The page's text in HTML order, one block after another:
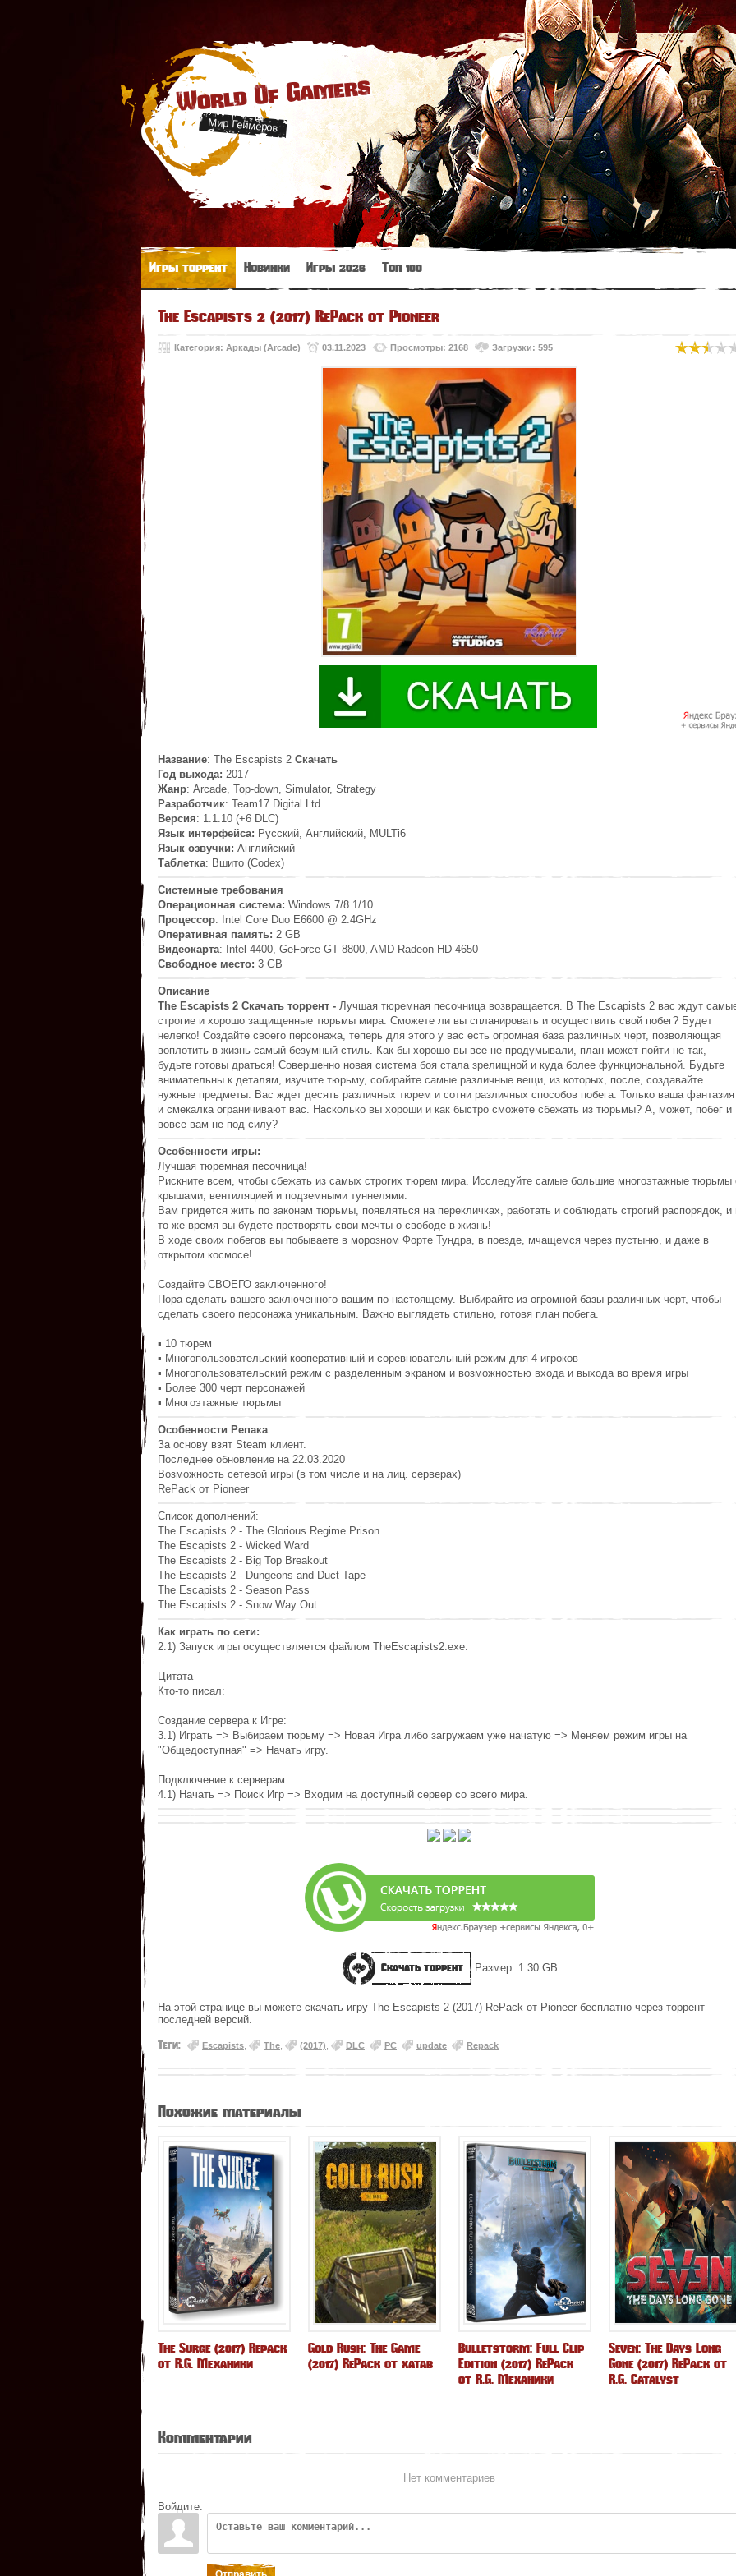
World Of Gamers
Мир Геймеров
Игры торрент Новинки Игры 2026 Топ 100
The Escapists 2 (2017) RePack от Pioneer
Категория: Аркады (Arcade) 03.11.2023 Просмотры: 2168 Загрузки: 595
Название: The Escapists 2 Скачать
Год выхода: 2017
Жанр: Arcade, Top-down, Simulator, Strategy
Разработчик: Team17 Digital Ltd
Версия: 1.1.10 (+6 DLC)
Язык интерфейса: Русский, Английский, MULTi6
Язык озвучки: Английский
Таблетка: Вшито (Codex)
Системные требования
Операционная система: Windows 7/8.1/10
Процессор: Intel Core Duo E6600 @ 2.4GHz
Оперативная память: 2 GB
Видеокарта: Intel 4400, GeForce GT 8800, AMD Radeon HD 4650
Свободное место: 3 GB
Описание
The Escapists 2 Скачать торрент - Лучшая тюремная песочница возвращается. В The Escapists 2 вас ждут
строгие и хорошо защищенные тюрьмы мира. Сможете ли вы спланировать и осуществить свой побег? Будет
нелегко! Создайте своего персонажа, теперь для этого у вас есть огромная база различных черт, позволяющая
воплотить в жизнь самый безумный стиль. Как бы хорошо вы все не продумывали, план может пойти не так,
будьте готовы драться! Совершенно новая система боя стала зрелищной и куда более функциональной. Будьте
внимательны к деталям, изучите тюрьму, собирайте самые различные вещи, из которых, после, создавайте
нужные предметы. Вас ждет десять различных тюрем и сотни различных способов побега. Только ваша фантазия
и смекалка ограничивают вас. Насколько вы хороши и как быстро сможете сбежать из тюрьмы? А, может, побег и
вовсе вам не под силу?
Особенности игры:
Лучшая тюремная песочница!
Рискните всем, чтобы сбежать из самых строгих тюрем мира. Исследуйте самые большие многоэтажные тюрьмы
крышами, вентиляцией и подземными туннелями.
Вам придется жить по законам тюрьмы, появляться на перекличках, работать и соблюдать строгий распорядок, и
то же время вы будете претворять свои мечты о свободе в жизнь!
В ходе своих побегов вы побываете в морозном Форте Тундра, в поезде, мчащемся через пустыню, и даже в
открытом космосе!
Создайте СВОЕГО заключенного!
Пора сделать вашего заключенного вашим по-настоящему. Выбирайте из огромной базы различных черт, чтобы
сделать своего персонажа уникальным. Важно выглядеть стильно, готовя план побега.
▪ 10 тюрем
▪ Многопользовательский кооперативный и соревновательный режим для 4 игроков
▪ Многопользовательский режим с разделенным экраном и возможностью входа и выхода во время игры
▪ Более 300 черт персонажей
▪ Многоэтажные тюрьмы
Особенности Репака
За основу взят Steam клиент.
Последнее обновление на 22.03.2020
Возможность сетевой игры (в том числе и на лиц. серверах)
RePack от Pioneer
Список дополнений:
The Escapists 2 - The Glorious Regime Prison
The Escapists 2 - Wicked Ward
The Escapists 2 - Big Top Breakout
The Escapists 2 - Dungeons and Duct Tape
The Escapists 2 - Season Pass
The Escapists 2 - Snow Way Out
Как играть по сети:
2.1) Запуск игры осуществляется файлом TheEscapists2.exe.
Цитата
Кто-то писал:
Создание сервера к Игре:
3.1) Играть => Выбираем тюрьму => Новая Игра либо загружаем уже начатую => Меняем режим игры на
"Общедоступная" => Начать игру.
Подключение к серверам:
4.1) Начать => Поиск Игр => Входим на доступный сервер со всего мира.
Скачать торрент Размер: 1.30 GB
На этой странице вы можете скачать игру The Escapists 2 (2017) RePack от Pioneer бесплатно через торрент
последней версий.
Теги: Escapists The (2017) DLC PC update Repack
Похожие материалы
The Surge (2017) Repack
от R.G. Механики
Gold Rush: The Game
(2017) RePack от xatab
Bulletstorm: Full Clip
Edition (2017) RePack
от R.G. Механики
Seven: The Days Long
Gone (2017) RePack от
R.G. Catalyst
Комментарии
Нет комментариев
Войдите: